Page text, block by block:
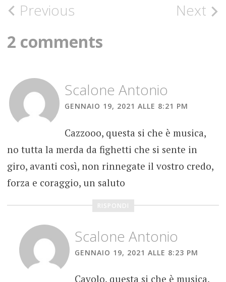
FOTOGRAFIE
MOONSHINE
BOOZE
OVERDUB
RECORDINGS
Post
navigation
Previous Next
2 comments
Scalone Antonio
GENNAIO 19, 2021 ALLE 8:21 PM
Cazzooo, questa si che è musica,
no tutta la merda da fighetti che si sente in
giro, avanti così, non rinnegate il vostro credo,
forza e coraggio, un saluto
RISPONDI
Scalone Antonio
GENNAIO 19, 2021 ALLE 8:23 PM
Cavolo, questa si che è musica,